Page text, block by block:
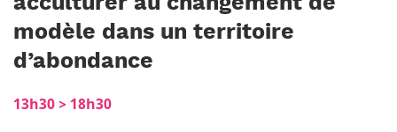
modèle dans un territoire
d’abondance
13h30 > 18h30